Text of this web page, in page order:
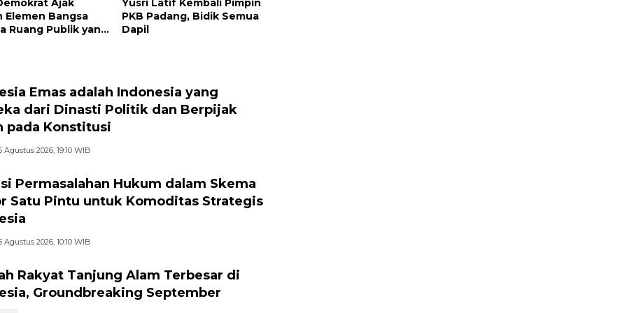
Ajak
Elemen Bangsa
Ruang Publik yang
Yusri Latif Kembali Pimpin
PKB Padang, Bidik Semua
Dapil
Emas adalah Indonesia yang
dari Dinasti Politik dan Berpijak
pada Konstitusi
Agustus 2026, 19:10 WIB
Permasalahan Hukum dalam Skema
Satu Pintu untuk Komoditas Strategis
Agustus 2026, 10:10 WIB
Rakyat Tanjung Alam Terbesar di
Groundbreaking September